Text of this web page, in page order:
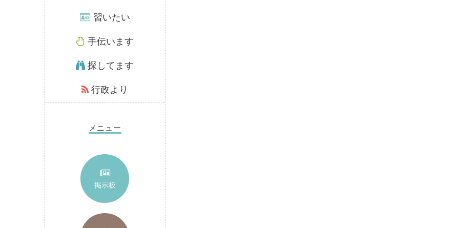
習いたい
手伝います
探してます
行政より
メニュー
掲示板